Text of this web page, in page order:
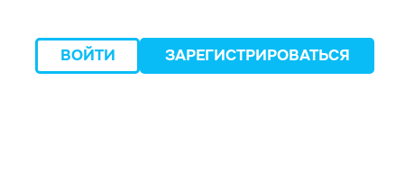
ВОЙТИ ЗАРЕГИСТРИРОВАТЬСЯ